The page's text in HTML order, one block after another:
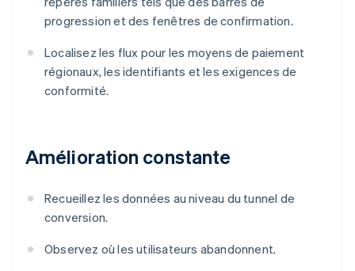
progression et des fenêtres de confirmation.
Localisez les flux pour les moyens de paiement
régionaux, les identifiants et les exigences de
conformité.
Amélioration constante
Recueillez les données au niveau du tunnel de
conversion.
Observez où les utilisateurs abandonnent.